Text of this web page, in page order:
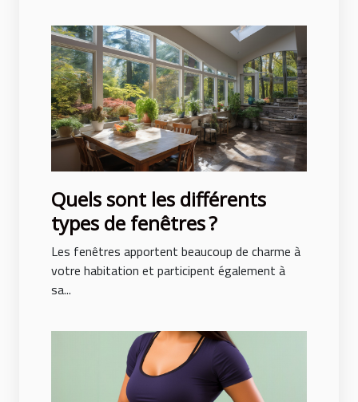
Quels sont les différents
types de fenêtres ?
Les fenêtres apportent beaucoup de charme à
votre habitation et participent également à
sa...